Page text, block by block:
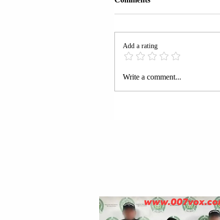
PEJË | TË SHTËNA ME
Add a rating
Write a comment...